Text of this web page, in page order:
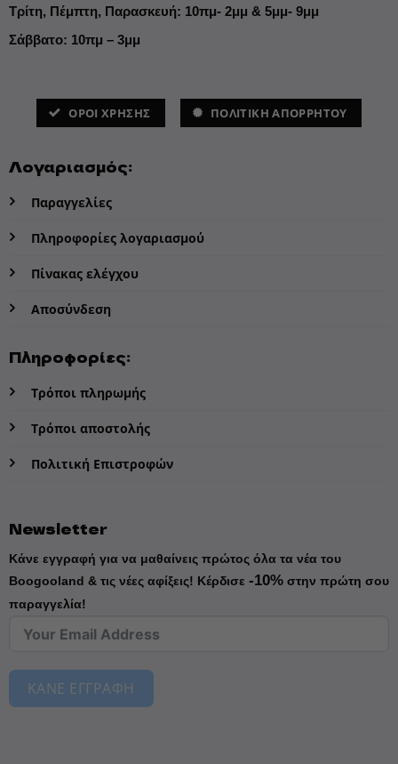
Τρίτη, Πέμπτη, Παρασκευή: 10πμ- 2μμ & 5μμ- 9μμ
Σάββατο: 10πμ – 3μμ
ΌΡΟΙ ΧΡΗΣΗΣ ΠΟΛΙΤΙΚΗ ΑΠΟΡΡΗΤΟΥ
Λογαριασμός:
Παραγγελίες
Πληροφορίες λογαριασμού
Πίνακας ελέγχου
Αποσύνδεση
Πληροφορίες:
Τρόποι πληρωμής
Τρόποι αποστολής
Πολιτική Επιστροφών
Newsletter
Κάνε εγγραφή για να μαθαίνεις πρώτος όλα τα νέα του
Boogooland & τις νέες αφίξεις! Κέρδισε -10%στην πρώτη σου
παραγγελία!
ΚΑΝΕ ΕΓΓΡΑΦΗ